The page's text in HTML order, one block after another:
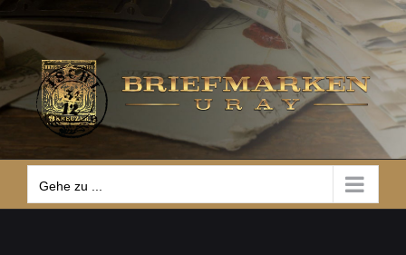
Zum
Inhalt
springen
Gehe zu ...
Gehe zu ...